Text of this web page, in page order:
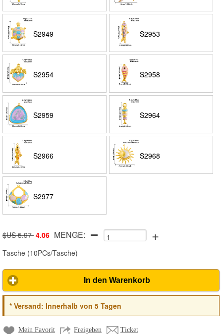
S2949 S2953
S2954 S2958
S2959 S2964
S2966 S2968
S2977
$US 5.97 4.06 MENGE: +
Tasche (10PCs/Tasche)
In den Warenkorb
*Versand: Innerhalb von 5 Tagen
Mein Favorit Freigeben Ticket